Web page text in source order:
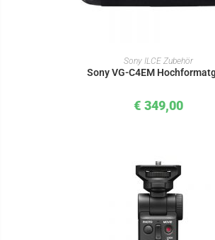
IN DEN WARENKORB
Sony ILCE Zubehör
Sony VG-C4EM
€ 349,00